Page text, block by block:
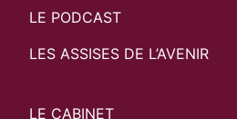
LE PODCAST
LES ASSISES DE L’AVENIR
LE CABINET